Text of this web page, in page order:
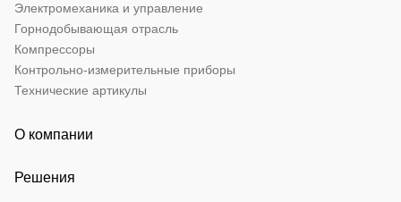
Электромеханика и управление
Горнодобывающая отрасль
Компрессоры
Контрольно-измерительные приборы
Технические артикулы
О компании
Решения